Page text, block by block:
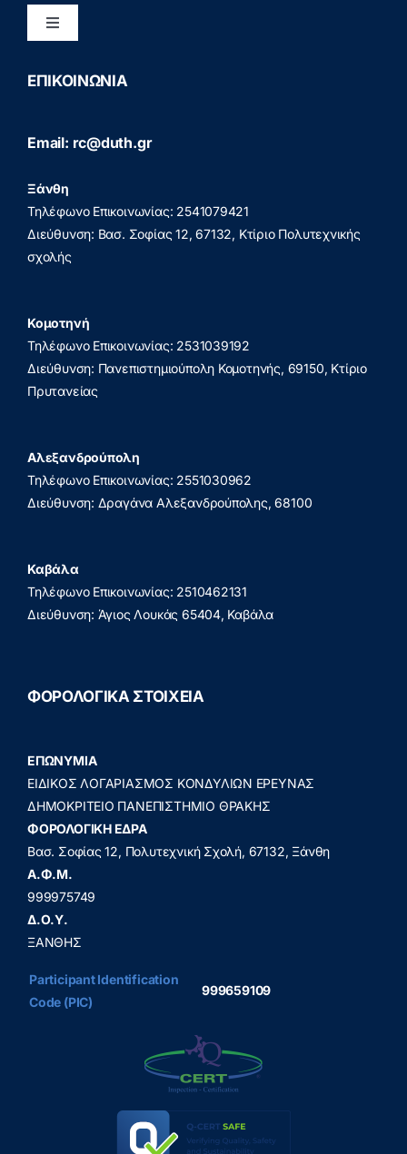
Toggle
Διασφάλιση Ποιότητας
(GDPR)
Πολιτική Απορρήτου
ΕΠΙΚΟΙΝΩΝΙΑ
Email: rc@duth.gr
Ξάνθη
Τηλέφωνο Επικοινωνίας: 2541079421
Διεύθυνση: Βασ. Σοφίας 12, 67132, Κτίριο Πολυτεχνικής
σχολής
Κομοτηνή
Τηλέφωνο Επικοινωνίας: 2531039192
Διεύθυνση: Πανεπιστημιούπολη Κομοτηνής, 69150, Κτίριο
Πρυτανείας
Αλεξανδρούπολη
Τηλέφωνο Επικοινωνίας: 2551030962
Διεύθυνση: Δραγάνα Αλεξανδρούπολης, 68100
Καβάλα
Τηλέφωνο Επικοινωνίας: 2510462131
Διεύθυνση: Άγιος Λουκάς 65404, Καβάλα
ΦΟΡΟΛΟΓΙΚΑ ΣΤΟΙΧΕΙΑ
ΕΠΩΝΥΜΙΑ
ΕΙΔΙΚΟΣ ΛΟΓΑΡΙΑΣΜΟΣ ΚΟΝΔΥΛΙΩΝ ΕΡΕΥΝΑΣ
ΔΗΜΟΚΡΙΤΕΙΟ ΠΑΝΕΠΙΣΤΗΜΙΟ ΘΡΑΚΗΣ
ΦΟΡΟΛΟΓΙΚΗ ΕΔΡΑ
Βασ. Σοφίας 12, Πολυτεχνική Σχολή, 67132, Ξάνθη
A.Φ.Μ.
999975749
Δ.Ο.Υ.
ΞΑΝΘΗΣ
Participant Identification
Code (PIC)
999659109